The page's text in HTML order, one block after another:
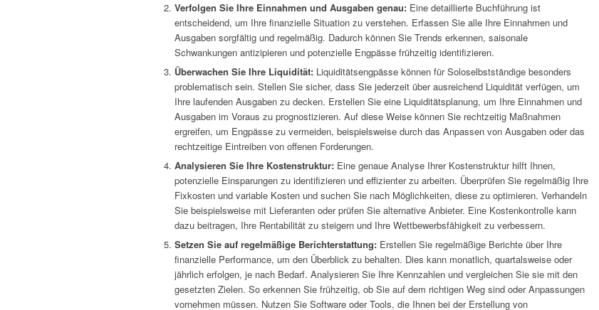
Verfolgen Sie Ihre Einnahmen und Ausgaben genau: Eine detaillierte Buchführung ist
entscheidend, um Ihre finanzielle Situation zu verstehen. Erfassen Sie alle Ihre Einnahmen und
Ausgaben sorgfältig und regelmäßig. Dadurch können Sie Trends erkennen, saisonale
Schwankungen antizipieren und potenzielle Engpässe frühzeitig identifizieren.
Überwachen Sie Ihre Liquidität: Liquiditätsengpässe können für Soloselbstständige besonders
problematisch sein. Stellen Sie sicher, dass Sie jederzeit über ausreichend Liquidität verfügen, um
Ihre laufenden Ausgaben zu decken. Erstellen Sie eine Liquiditätsplanung, um Ihre Einnahmen und
Ausgaben im Voraus zu prognostizieren. Auf diese Weise können Sie rechtzeitig Maßnahmen
ergreifen, um Engpässe zu vermeiden, beispielsweise durch das Anpassen von Ausgaben oder das
rechtzeitige Eintreiben von offenen Forderungen.
Analysieren Sie Ihre Kostenstruktur: Eine genaue Analyse Ihrer Kostenstruktur hilft Ihnen,
potenzielle Einsparungen zu identifizieren und effizienter zu arbeiten. Überprüfen Sie regelmäßig Ihre
Fixkosten und variable Kosten und suchen Sie nach Möglichkeiten, diese zu optimieren. Verhandeln
Sie beispielsweise mit Lieferanten oder prüfen Sie alternative Anbieter. Eine Kostenkontrolle kann
dazu beitragen, Ihre Rentabilität zu steigern und Ihre Wettbewerbsfähigkeit zu verbessern.
Setzen Sie auf regelmäßige Berichterstattung: Erstellen Sie regelmäßige Berichte über Ihre
finanzielle Performance, um den Überblick zu behalten. Dies kann monatlich, quartalsweise oder
jährlich erfolgen, je nach Bedarf. Analysieren Sie Ihre Kennzahlen und vergleichen Sie sie mit den
gesetzten Zielen. So erkennen Sie frühzeitig, ob Sie auf dem richtigen Weg sind oder Anpassungen
vornehmen müssen. Nutzen Sie Software oder Tools, die Ihnen bei der Erstellung von